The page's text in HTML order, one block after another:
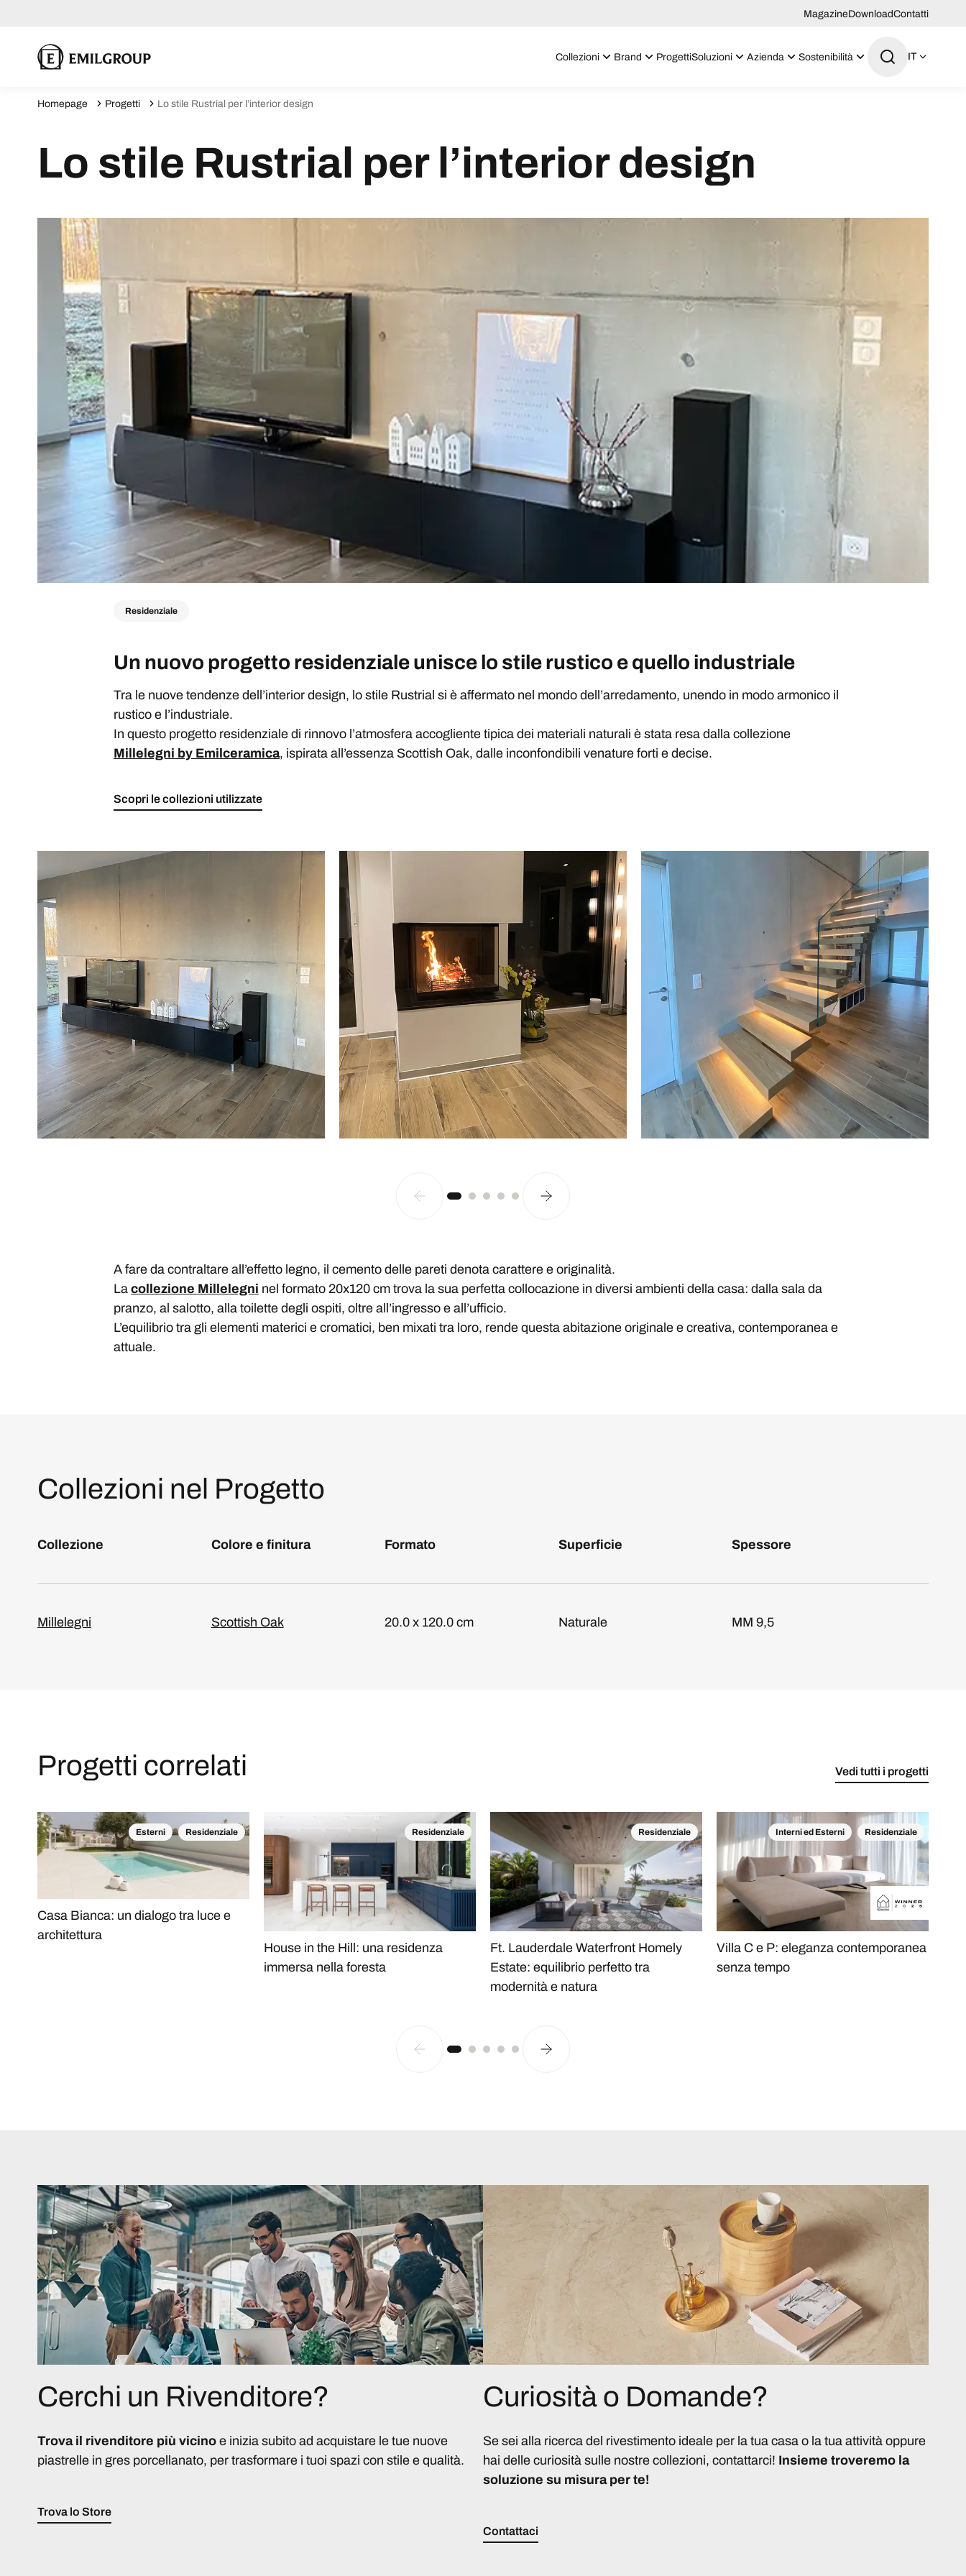
MagazineDownloadContatti
Collezioni Brand ProgettiSoluzioni Azienda Sostenibilità IT
Homepage Progetti Lo stile Rustrial per l’interior design
Lo stile Rustrial per l’interior design
Residenziale
Un nuovo progetto residenziale unisce lo stile rustico e quello industriale
Tra le nuove tendenze dell’interior design, lo stile Rustrial si è affermato nel mondo dell’arredamento, unendo in modo armonico il
rustico e l’industriale.
In questo progetto residenziale di rinnovo l’atmosfera accogliente tipica dei materiali naturali è stata resa dalla collezione
Millelegni by Emilceramica, ispirata all’essenza Scottish Oak, dalle inconfondibili venature forti e decise.
Scopri le collezioni utilizzate
A fare da contraltare all’effetto legno, il cemento delle pareti denota carattere e originalità.
La collezione Millelegni nel formato 20x120 cm trova la sua perfetta collocazione in diversi ambienti della casa: dalla sala da
pranzo, al salotto, alla toilette degli ospiti, oltre all’ingresso e all’ufficio.
L’equilibrio tra gli elementi materici e cromatici, ben mixati tra loro, rende questa abitazione originale e creativa, contemporanea e
attuale.
Collezioni nel Progetto
Collezione Colore e finitura Formato Superficie Spessore
Millelegni Scottish Oak 20.0 x 120.0 cm Naturale MM 9,5
Progetti correlati Vedi tutti i progetti
Esterni Residenziale
Casa Bianca: un dialogo tra luce e
architettura
Residenziale
House in the Hill: una residenza
immersa nella foresta
Residenziale
Ft. Lauderdale Waterfront Homely
Estate: equilibrio perfetto tra
modernità e natura
Interni ed Esterni Residenziale
Villa C e P: eleganza contemporanea
senza tempo
Cerchi un Rivenditore?
Trova il rivenditore più vicino e inizia subito ad acquistare le tue nuove
piastrelle in gres porcellanato, per trasformare i tuoi spazi con stile e qualità.
Trova lo Store
Curiosità o Domande?
Se sei alla ricerca del rivestimento ideale per la tua casa o la tua attività oppure
hai delle curiosità sulle nostre collezioni, contattarci! Insieme troveremo la
soluzione su misura per te!
Contattaci